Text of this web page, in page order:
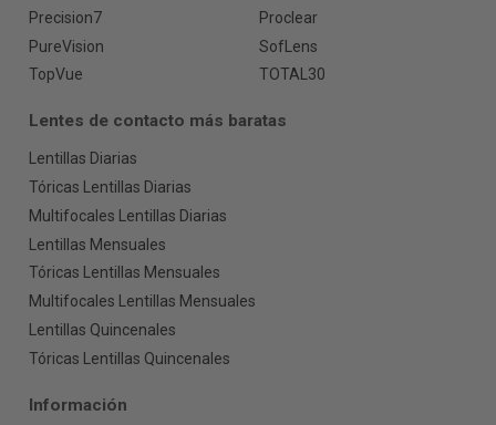
Precision7
Proclear
PureVision
SofLens
TopVue
TOTAL30
Lentes de contacto más baratas
Lentillas Diarias
Tóricas Lentillas Diarias
Multifocales Lentillas Diarias
Lentillas Mensuales
Tóricas Lentillas Mensuales
Multifocales Lentillas Mensuales
Lentillas Quincenales
Tóricas Lentillas Quincenales
Información